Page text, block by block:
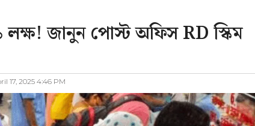
লক্ষ! জানুন পোস্ট অফিস RD স্কিম
17, 2025 4:46 PM